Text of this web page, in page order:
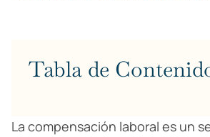
Tabla de
La compensación laboral es un